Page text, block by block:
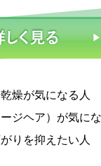
燥が気になる人
ジヘア）が気に
りを抑えたい人